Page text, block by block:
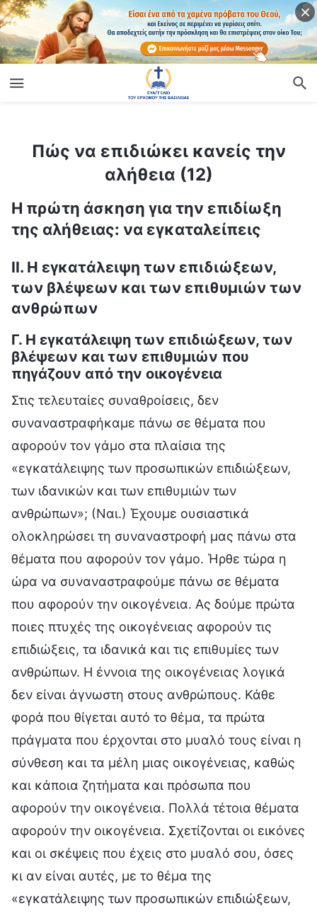
Πώς να επιδιώκει κανείς την αλήθεια (12)
Πώς να επιδιώκει κανείς την
αλήθεια (12)
Η πρώτη άσκηση για την επιδίωξη
της αλήθειας: να εγκαταλείπεις
ΙΙ. Η εγκατάλειψη των επιδιώξεων,
των βλέψεων και των επιθυμιών των
ανθρώπων
Γ. Η εγκατάλειψη των επιδιώξεων, των
βλέψεων και των επιθυμιών που
πηγάζουν από την οικογένεια
Στις τελευταίες συναθροίσεις, δεν
συναναστραφήκαμε πάνω σε θέματα που
αφορούν τον γάμο στα πλαίσια της
«εγκατάλειψης των προσωπικών επιδιώξεων,
των ιδανικών και των επιθυμιών των
ανθρώπων»; (Ναι.) Έχουμε ουσιαστικά
ολοκληρώσει τη συναναστροφή μας πάνω στα
θέματα που αφορούν τον γάμο. Ήρθε τώρα η
ώρα να συναναστραφούμε πάνω σε θέματα
που αφορούν την οικογένεια. Ας δούμε πρώτα
ποιες πτυχές της οικογένειας αφορούν τις
επιδιώξεις, τα ιδανικά και τις επιθυμίες των
ανθρώπων. Η έννοια της οικογένειας λογικά
δεν είναι άγνωστη στους ανθρώπους. Κάθε
φορά που θίγεται αυτό το θέμα, τα πρώτα
πράγματα που έρχονται στο μυαλό τους είναι η
σύνθεση και τα μέλη μιας οικογένειας, καθώς
και κάποια ζητήματα και πρόσωπα που
αφορούν την οικογένεια. Πολλά τέτοια θέματα
αφορούν την οικογένεια. Σχετίζονται οι εικόνες
και οι σκέψεις που έχεις στο μυαλό σου, όσες
κι αν είναι αυτές, με το θέμα της
«εγκατάλειψης των προσωπικών επιδιώξεων,